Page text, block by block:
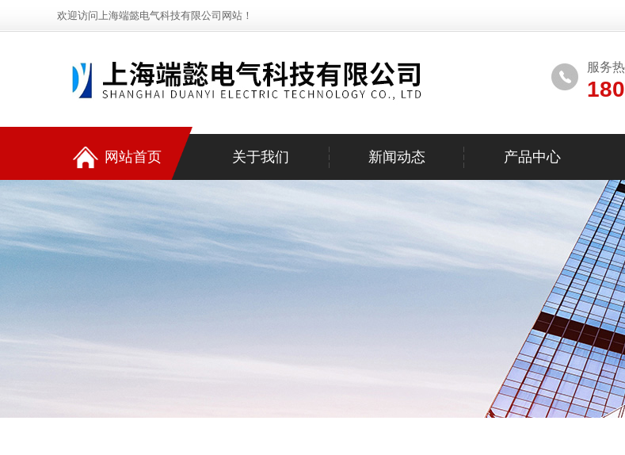
欢迎访问上海端懿电气科技有限公司网站！
服务
网站首页 关于我们 新闻动态 产品中心